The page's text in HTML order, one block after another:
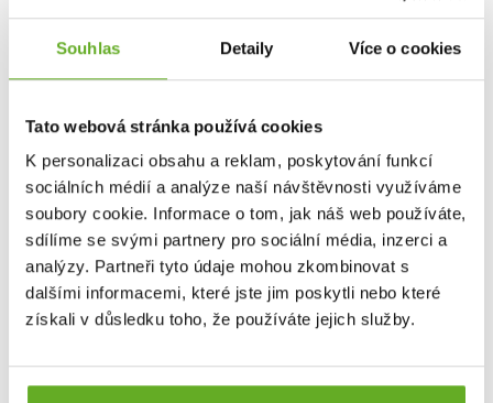
Souhlas Detaily Více o cookies
Tato webová stránka používá cookies
K personalizaci obsahu a reklam, poskytování funkcí
sociálních médií a analýze naší návštěvnosti využíváme
soubory cookie. Informace o tom, jak náš web používáte,
sdílíme se svými partnery pro sociální média, inzerci a
analýzy. Partneři tyto údaje mohou zkombinovat s
dalšími informacemi, které jste jim poskytli nebo které
získali v důsledku toho, že používáte jejich služby.
23151
16.48 €
23158
16.48 €
NEJPRODÁVANĚJŠÍ NEJPRODÁVANĚJŠÍ